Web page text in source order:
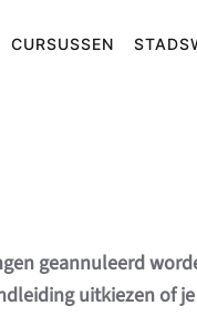
CURSUSSEN
geannuleerd
uitkiezen of